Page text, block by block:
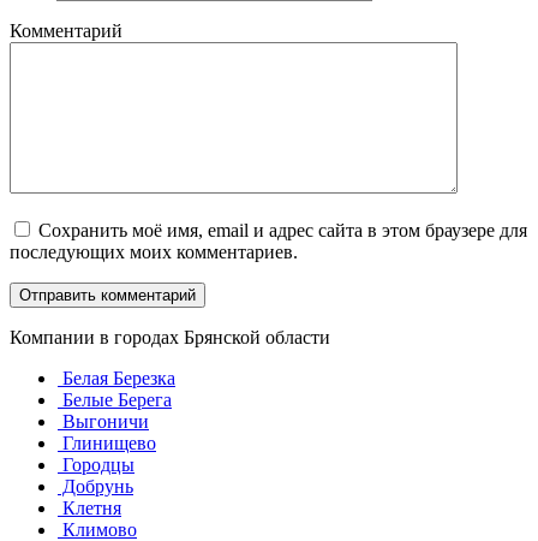
Комментарий
Сохранить моё имя, email и адрес сайта в этом браузере для
последующих моих комментариев.
Компании в городах Брянской области
Белая Березка
Белые Берега
Выгоничи
Глинищево
Городцы
Добрунь
Клетня
Климово